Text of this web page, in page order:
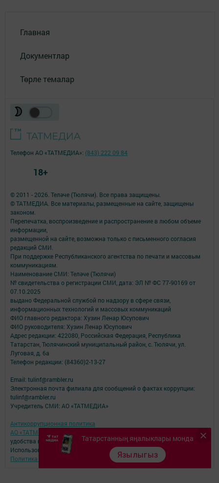
Главная
Документлар
Төрле темалар
Татарстанның яңалыклары монда
Язылыгыз
© 2011 - 2026. Теләче (Тюлячи). Все права защищены.
© ТАТМЕДИА. Все материалы, размещенные на сайте, защищены
законом.
Перепечатка, воспроизведение и распространение в любом объеме
информации,
размещенной на сайте, возможна только с письменного согласия
редакций СМИ.
При поддержке Республиканского агентства по печати и массовым
коммуникациям.
Наименование СМИ: Теләче (Тюлячи)
№ свидетельства о регистрации СМИ, дата: ЭЛ № ФС 77-90169 от
07.10.2025
выдано Федеральной службой по надзору в сфере связи,
информационных технологий и массовых коммуникаций
ФИО главного редактора: Хузин Ленар Юсупович
ФИО руководителя: Хузин Ленар Юсупович
Адрес редакции: 422080, Российская Федерация, Республика
Татарстан, Тюлячинский муниципальный район, с. Тюлячи, ул.
Луговая, д. 6а
Телефон редакции: (84360)2-⁠13-⁠27
Email: tulinf@rambler.ru
Электронная почта филиала для сообщений о фактах коррупции:
tulinf@rambler.ru
Учредитель СМИ: АО «ТАТМЕДИА»
Антикоррупционная политика
АО «ТАТМЕДИА» использует «cookie»
для персонализации сервисов и
удобства пользователей сайтом.
Использование «cookie» можно отменить в настройках браузера.
Политика конфиденциальности
Телефон АО «ТАТМЕДИА»: (843) 222 09 84
18+